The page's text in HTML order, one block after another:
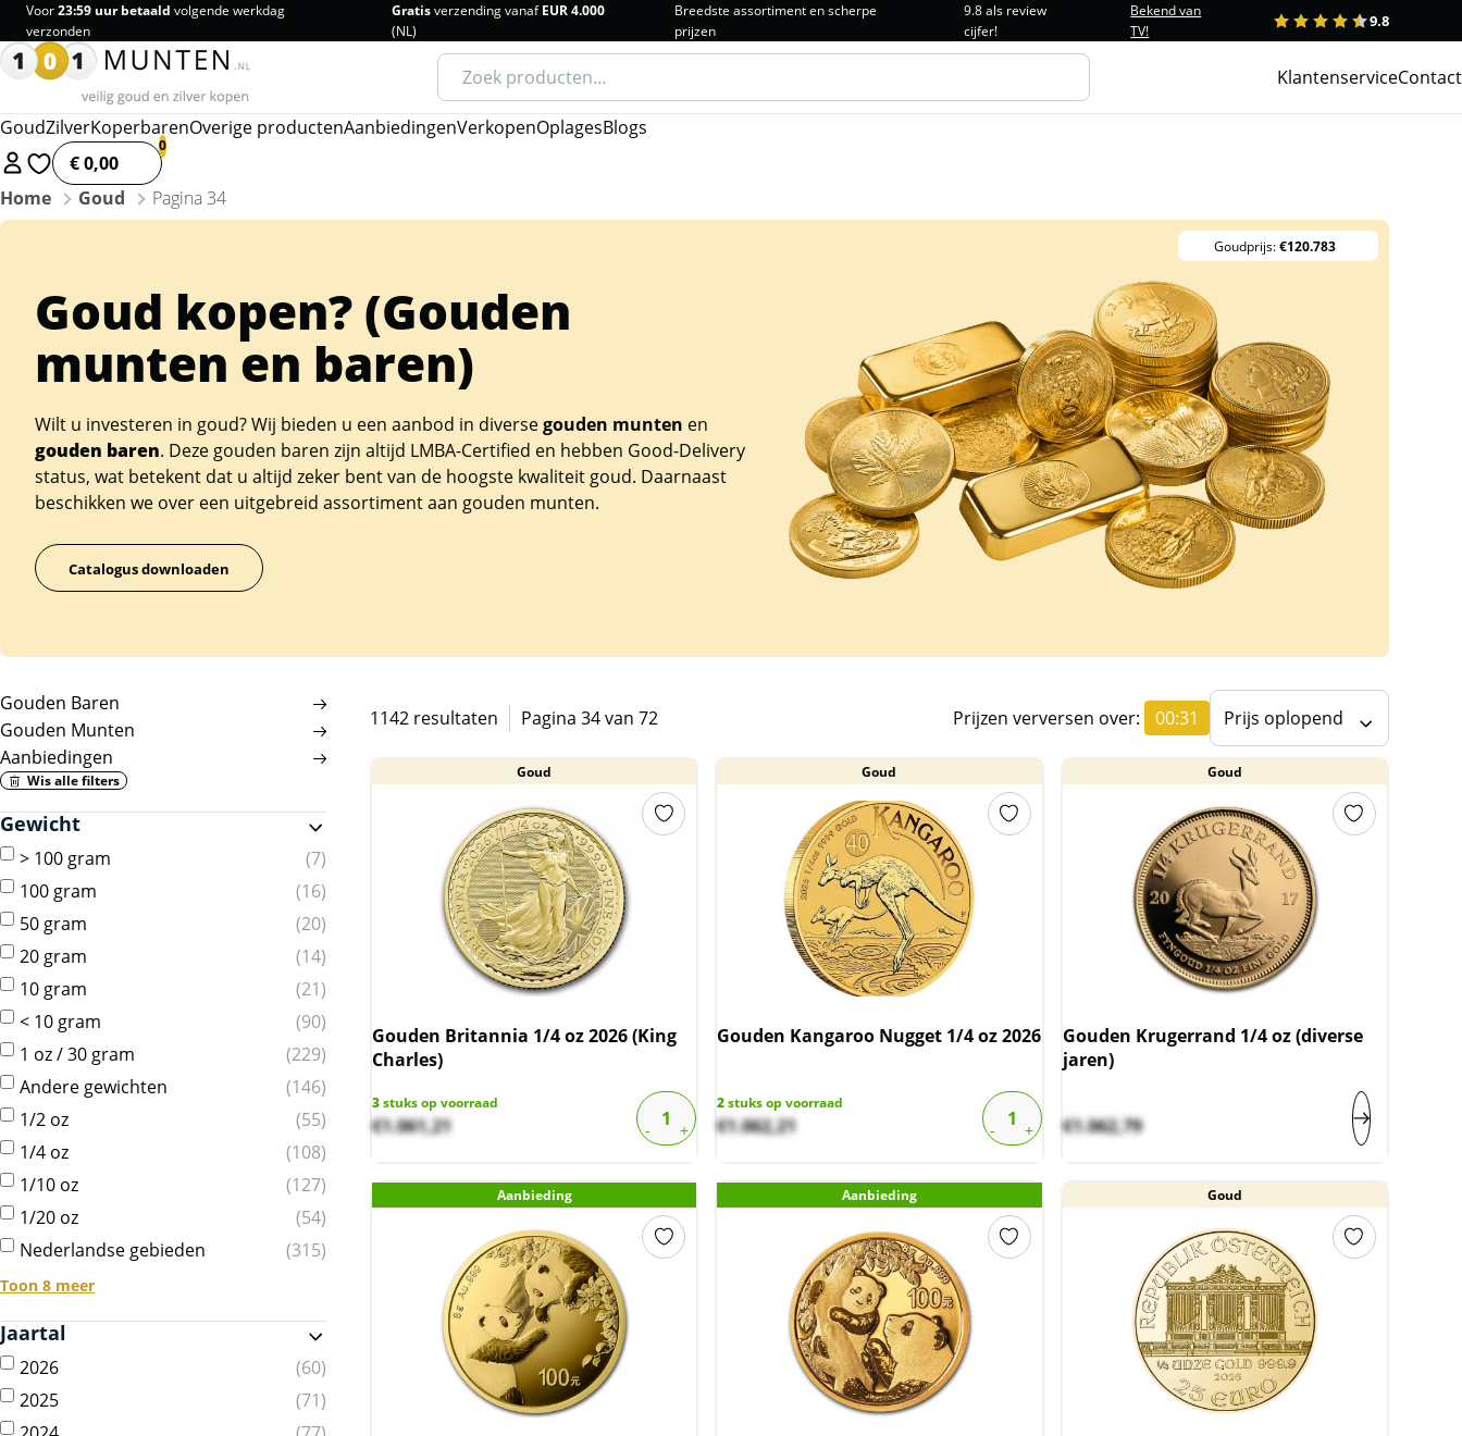
Voor23:59 uur betaald volgende werkdag
verzonden
Gratisverzending vanafEUR 4.000
(NL)
Breedste assortiment en scherpe
prijzen
9.8 als review
cijfer!
Bekend van
TV!
1 2 3 4 5 9.8
Zoeken
naar:
KlantenserviceContact
GoudZilverKoperbarenOverige productenAanbiedingenVerkopenOplagesBlogs
€ 0,00
Home
Goud Pagina 34
Goud kopen? (Gouden
munten en baren)
Wilt u investeren in goud? Wij bieden u een aanbod in diversegouden munten en
gouden baren. Deze gouden baren zijn altijd LMBA-Certified en hebben Good-Delivery
status, wat betekent dat u altijd zeker bent van de hoogste kwaliteit goud. Daarnaast
beschikken we over een uitgebreid assortiment aan gouden munten.
Catalogus downloaden
Goudprijs:€120.783
Gouden Baren
Gouden Munten
Aanbiedingen
Wis alle filters
Gewicht
> 100 gram
7
100 gram
16
50 gram
20
20 gram
14
10 gram
21
< 10 gram
90
1 oz / 30 gram
229
Andere gewichten
146
1/2 oz
55
1/4 oz
108
1/10 oz
127
1/20 oz
54
Nederlandse gebieden
315
Toon 8 meer
Jaartal
2026
60
2025
71
1142 resultaten Pagina 34 van 72 Prijzen verversen over: 00:30 Prijs oplopend
Goud
Gouden Britannia 1/4 oz 2026 (King
Charles)
3stuks op voorraad
€1.061,21
Goud
Gouden Kangaroo Nugget 1/4 oz 2026
2stuks op voorraad
€1.062,21
Goud
Gouden Krugerrand 1/4 oz (diverse
jaren)
€1.062,79
Aanbieding Aanbieding Goud